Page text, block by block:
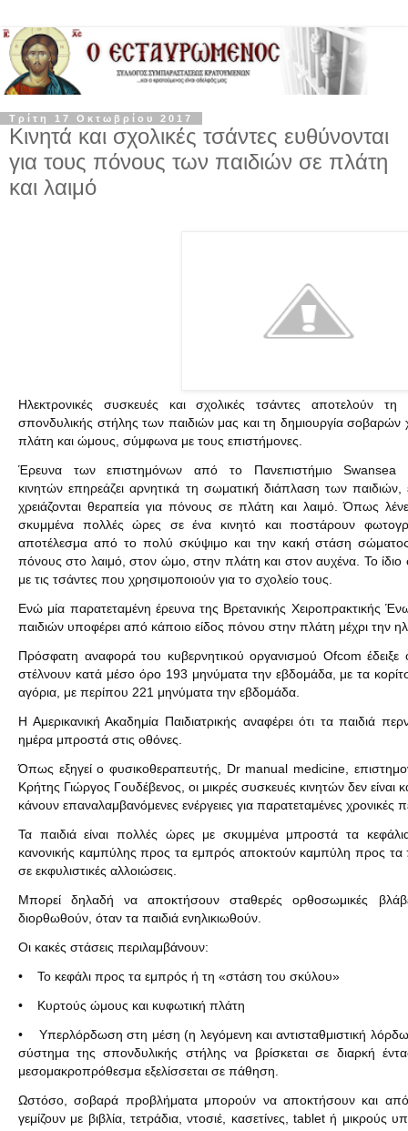
Τρίτη 17 Οκτωβρίου 2017
Κινητά και σχολικές τσάντες ευθύνονται
για τους πόνους των παιδιών σε πλάτη
και λαιμό
Ηλεκτρονικές συσκευές και σχολικές τσάντες αποτελούν
σπονδυλικής στήλης των παιδιών μας και τη δημιουργία
πλάτη και ώμους, σύμφωνα με τους επιστήμονες.
Έρευνα των επιστημόνων από το Πανεπιστήμιο Swansea
κινητών επηρεάζει αρνητικά τη σωματική διάπλαση των
χρειάζονται θεραπεία για πόνους σε πλάτη και λαιμό. Όπως λένε
σκυμμένα πολλές ώρες σε ένα κινητό και ποστάρουν
αποτέλεσμα από το πολύ σκύψιμο και την κακή στάση
πόνους στο λαιμό, στον ώμο, στην πλάτη και στον αυχένα. Το ίδιο
με τις τσάντες που χρησιμοποιούν για το σχολείο τους.
Ενώ μία παρατεταμένη έρευνα της Βρετανικής Χειροπρακτικής
παιδιών υποφέρει από κάποιο είδος πόνου στην πλάτη μέχρι την
Πρόσφατη αναφορά του κυβερνητικού οργανισμού Ofcom έδειξε
στέλνουν κατά μέσο όρο 193 μηνύματα την εβδομάδα, με τα
αγόρια, με περίπου 221 μηνύματα την εβδομάδα.
Η Αμερικανική Ακαδημία Παιδιατρικής αναφέρει ότι τα παιδιά
ημέρα μπροστά στις οθόνες.
Όπως εξηγεί ο φυσικοθεραπευτής, Dr manual medicine,
Κρήτης Γιώργος Γουδέβενος, οι μικρές συσκευές κινητών δεν είναι
κάνουν επαναλαμβανόμενες ενέργειες για παρατεταμένες χρονικές
Τα παιδιά είναι πολλές ώρες με σκυμμένα μπροστά τα
κανονικής καμπύλης προς τα εμπρός αποκτούν καμπύλη προς τα
σε εκφυλιστικές αλλοιώσεις.
Μπορεί δηλαδή να αποκτήσουν σταθερές ορθοσωμικές
διορθωθούν, όταν τα παιδιά ενηλικιωθούν.
Οι κακές στάσεις περιλαμβάνουν:
• Το κεφάλι προς τα εμπρός ή τη «στάση του σκύλου»
• Κυρτούς ώμους και κυφωτική πλάτη
• Υπερλόρδωση στη μέση (η λεγόμενη και αντισταθμιστική
σύστημα της σπονδυλικής στήλης να βρίσκεται σε διαρκή
μεσομακροπρόθεσμα εξελίσσεται σε πάθηση.
Ωστόσο, σοβαρά προβλήματα μπορούν να αποκτήσουν και από
γεμίζουν με βιβλία, τετράδια, ντοσιέ, κασετίνες, tablet ή μικρούς